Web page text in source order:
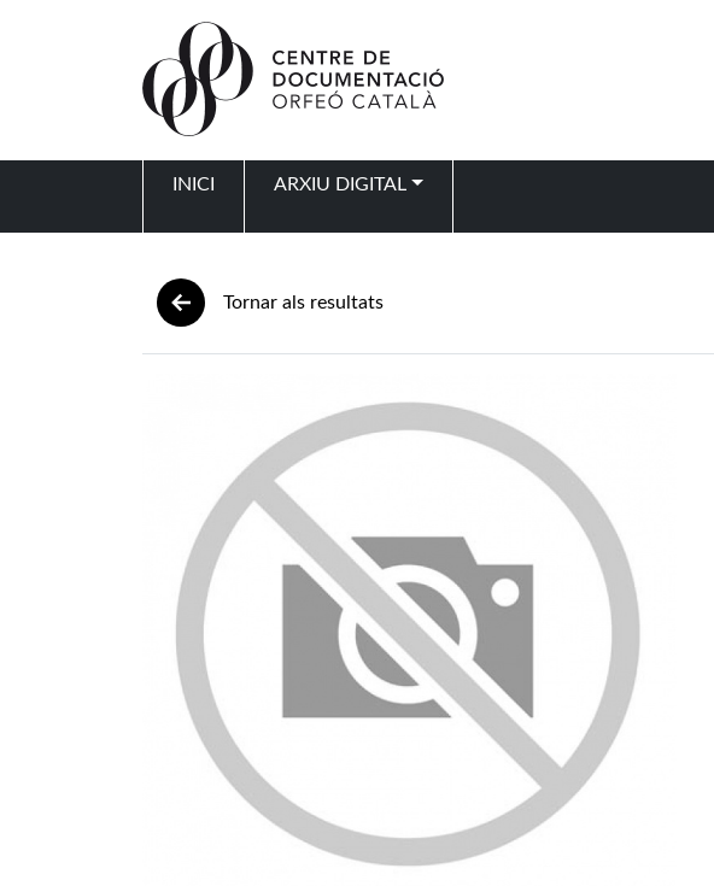
INICI ARXIU DIGITAL
Tornar als resultats